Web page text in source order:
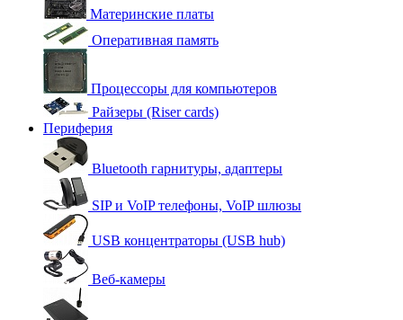
Материнские платы
Оперативная память
Процессоры для компьютеров
Райзеры (Riser cards)
Периферия
Bluetooth гарнитуры, адаптеры
SIP и VoIP телефоны, VoIP шлюзы
USB концентраторы (USB hub)
Веб-камеры